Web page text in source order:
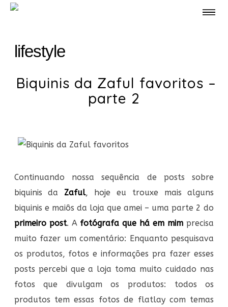
lifestyle
Biquinis da Zaful favoritos –
parte 2
Continuando nossa sequência de posts sobre
biquinis da Zaful, hoje eu trouxe mais alguns
biquinis e maiôs da loja que amei – uma parte 2 do
primeiro post. A fotógrafa que há em mim precisa
muito fazer um comentário: Enquanto pesquisava
os produtos, fotos e informações pra fazer esses
posts percebi que a loja toma muito cuidado nas
fotos que divulgam os produtos: todos os
produtos tem essas fotos de flatlay com temas